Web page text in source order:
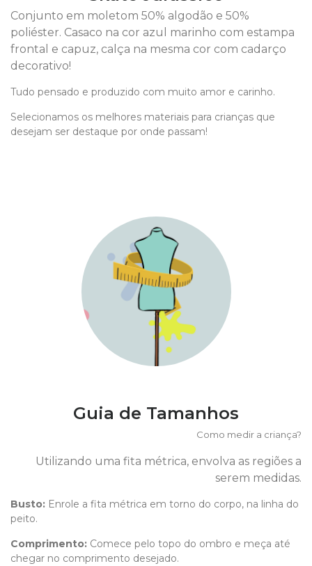
Conjunto em moletom 50% algodão e 50%
poliéster. Casaco na cor azul marinho com estampa
frontal e capuz, calça na mesma cor com cadarço
decorativo!
Tudo pensado e produzido com muito amor e carinho.
Selecionamos os melhores materiais para crianças que
desejam ser destaque por onde passam!
Guia de Tamanhos
Como medir a criança?
Utilizando uma fita métrica, envolva as regiões a
serem medidas.
Busto: Enrole a fita métrica em torno do corpo, na linha do
peito.
Comprimento: Comece pelo topo do ombro e meça até
chegar no comprimento desejado.